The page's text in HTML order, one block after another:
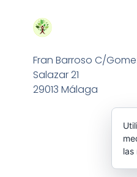
Fran Barroso C/
Salazar 21
29013 Málaga
las